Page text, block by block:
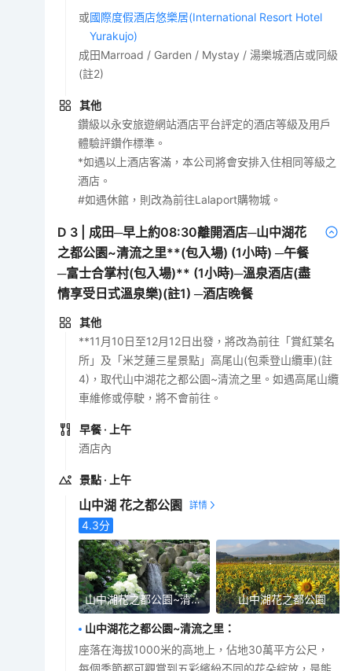
或國際度假酒店悠樂居(International Resort Hotel
Yurakujo)
成田Marroad / Garden / Mystay / 湯樂城酒店或同級
(註2)
其他
鑽級以永安旅遊網站酒店平台評定的酒店等級及用戶
體驗評鑽作標準。
*如遇以上酒店客滿，本公司將會安排入住相同等級之
酒店。
#如遇休館，則改為前往Lalaport購物城。
D 3
成田─早上約08:30離開酒店─山中湖花
之都公園~清流之里**(包入場) (1小時) ─午餐
─富士合掌村(包入場)** (1小時)─溫泉酒店(盡
情享受日式溫泉樂)(註1) ─酒店晚餐
其他
**11月10日至12月12日出發，將改為前往「賞紅葉名
所」及「米芝蓮三星景點」高尾山(包乘登山纜車)(註
4)，取代山中湖花之都公園~清流之里。如遇高尾山纜
車維修或停駛，將不會前往。
早餐 · 上午
酒店內
景點 · 上午
山中湖 花之都公園
4.3分
山中湖花之都公園~清流之里 山中湖花之都公園
山中湖花之都公園~清流之里 ：
座落在海拔1000米的高地上，佔地30萬平方公尺，
每個季節都可觀賞到五彩繽紛不同的花朵綻放，是能